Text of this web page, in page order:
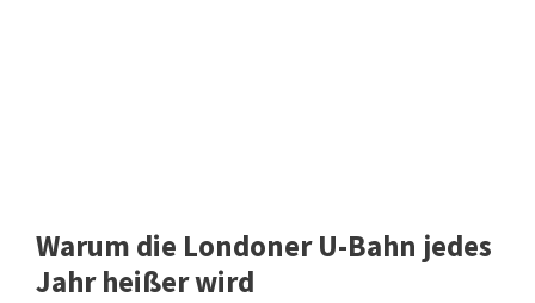
Warum die Londoner U-Bahn jedes
Jahr heißer wird